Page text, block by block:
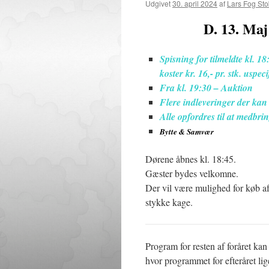
Udgivet30. april 2024af Lars Fog
D. 13.
Spisning for tilmeldte kl.
koster kr. 16,- pr. stk.
Fra kl. 19:30 – Auktion
Flere indleveringer der
Alle opfordres til at
Bytte & Samvær
Dørene åbnes kl. 18:45.
Gæster bydes velkomne.
Der vil være mulighed for køb
stykke kage.
Program for resten af foråret
hvor programmet for efteråret